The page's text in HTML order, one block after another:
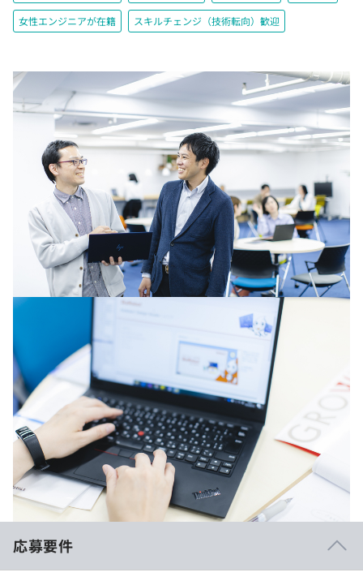
女性エンジニアが在籍 スキルチェンジ（技術転向）歓迎
応募要件